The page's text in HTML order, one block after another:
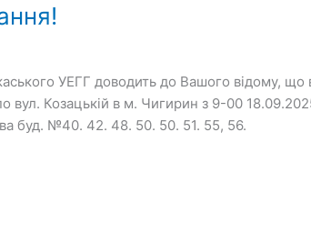
УЕГГ доводить до Вашого відому, що в
Козацькій в м. Чигирин з 9-00
буд. №40. 42. 48. 50. 50. 51. 55, 56.